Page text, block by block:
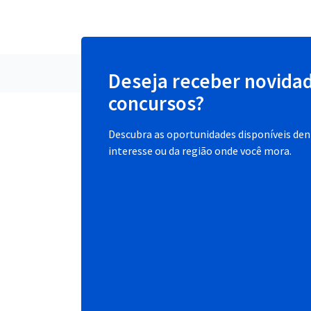
Deseja receber
concursos?
Descubra as oportunidades disponíveis
interesse ou da região onde você mora.